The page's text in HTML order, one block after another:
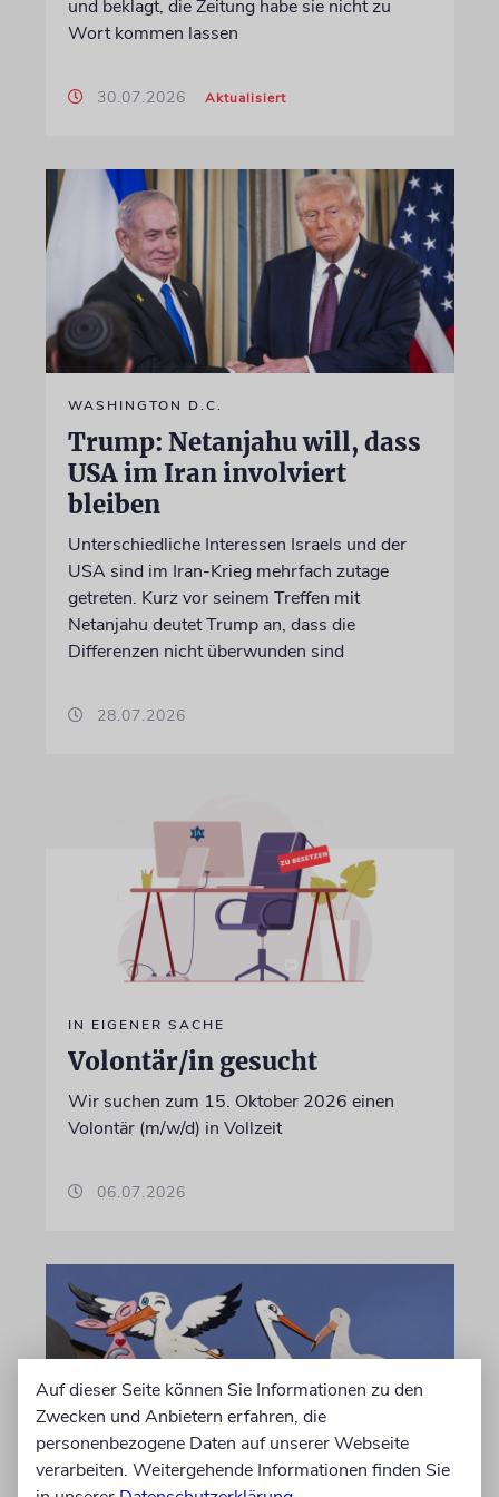
und beklagt, die Zeitung habe sie nicht zu
Wort kommen lassen
30.07.2026 Aktualisiert
WASHINGTON D.C.
Trump: Netanjahu will, dass
USA im Iran involviert
bleiben
Unterschiedliche Interessen Israels und der
USA sind im Iran-Krieg mehrfach zutage
getreten. Kurz vor seinem Treffen mit
Netanjahu deutet Trump an, dass die
Differenzen nicht überwunden sind
28.07.2026
IN EIGENER SACHE
Volontär/in gesucht
Wir suchen zum 15. Oktober 2026 einen
Volontär (m/w/d) in Vollzeit
06.07.2026
Auf dieser Seite können Sie Informationen zu den
Zwecken und Anbietern erfahren, die
personenbezogene Daten auf unserer Webseite
verarbeiten. Weitergehende Informationen finden Sie